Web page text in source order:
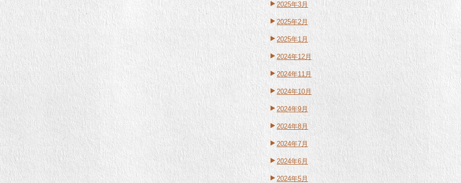
2025年3月
2025年2月
2025年1月
2024年12月
2024年11月
2024年10月
2024年9月
2024年8月
2024年7月
2024年6月
2024年5月